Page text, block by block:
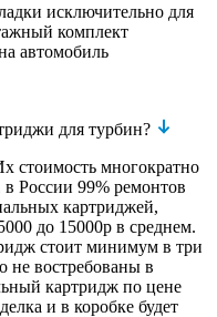
исключительно для
комплект
автомобиль
для турбин?
стоимость многократно
России 99% ремонтов
картриджей,
до 15000р в среднем.
стоит минимум в три
не востребованы в
картридж по цене
и в коробке будет